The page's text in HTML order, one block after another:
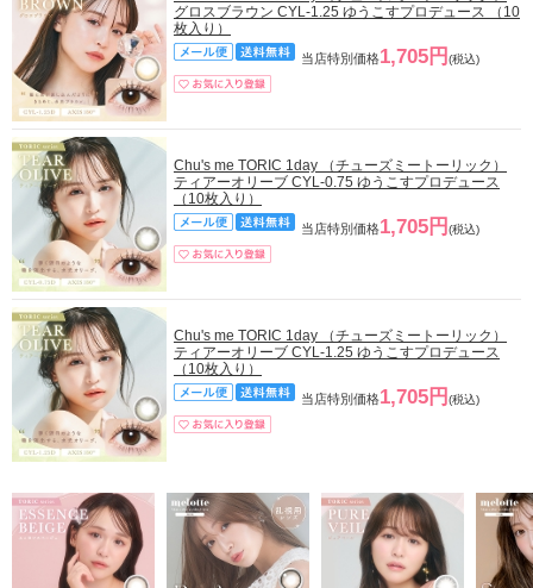
グロスブラウン CYL-1.25 ゆうこすプロデュース （10
枚入り）
当店特別価格1,705円 (税込)
Chu's me TORIC 1day （チューズミートーリック）
ティアーオリーブ CYL-0.75 ゆうこすプロデュース
（10枚入り）
当店特別価格1,705円 (税込)
Chu's me TORIC 1day （チューズミートーリック）
ティアーオリーブ CYL-1.25 ゆうこすプロデュース
（10枚入り）
当店特別価格1,705円 (税込)